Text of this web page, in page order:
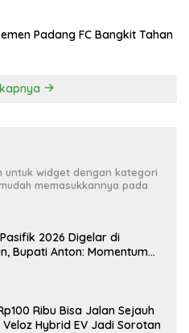
Padang FC Bangkit Tahan
widget dengan kategori
memasukkannya pada
2026 Digelar di
Bupati Anton: Momentum
Ribu Bisa Jalan Sejauh
Veloz Hybrid EV Jadi Sorotan